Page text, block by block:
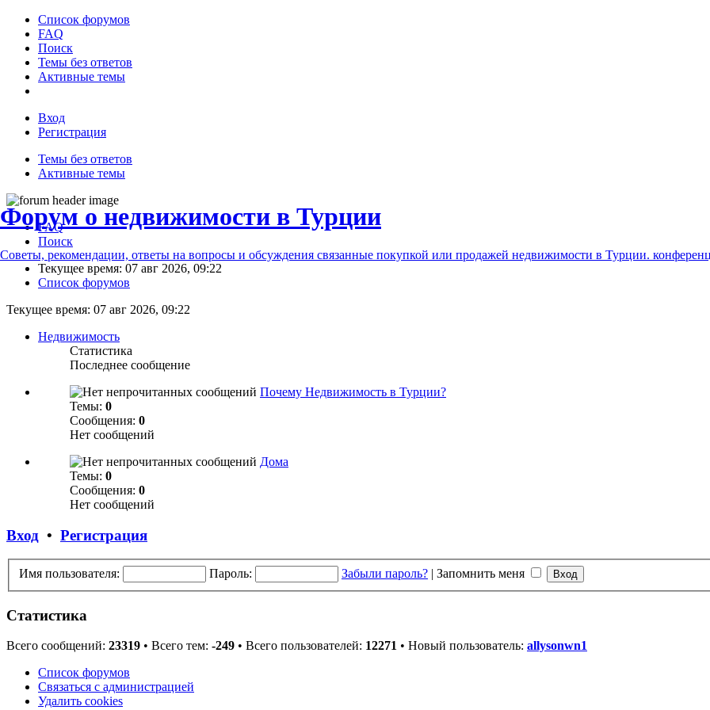
Список форумов
FAQ
Поиск
Темы без ответов
Активные темы
Вход
Регистрация
Темы без ответов
Активные темы
Форум о недвижимости в Турции
Советы, рекомендации, ответы на вопросы и обсуждения связанные покупкой или продажей недвижимости в Турции.
FAQ
Поиск
Текущее время: 07 авг 2026, 09:22
Список форумов
Текущее время: 07 авг 2026, 09:22
Недвижимость
Статистика
Последнее сообщение
Почему Недвижимость в Турции?
Темы: 0
Сообщения: 0
Нет сообщений
Дома
Темы: 0
Сообщения: 0
Нет сообщений
Вход • Регистрация
Имя пользователя: Пароль: Забыли пароль? | Запомнить меня
Статистика
Всего сообщений: 23319 • Всего тем: -249 • Всего пользователей: 12271 • Новый пользователь: allysonwn1
Список форумов
Связаться с администрацией
Удалить cookies